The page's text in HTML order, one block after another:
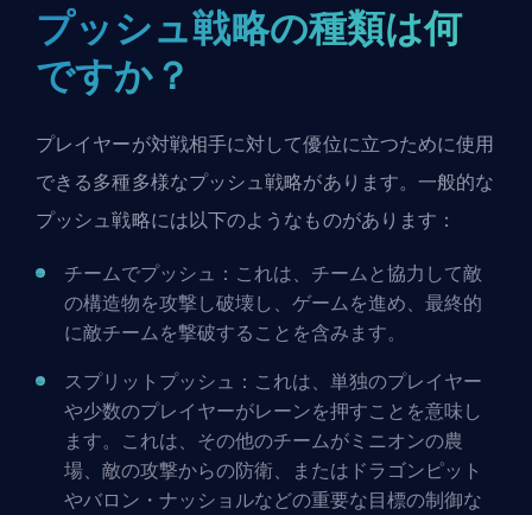
プッシュ戦略の種類は何
ですか？
プレイヤーが対戦相手に対して優位に立つために使用
できる多種多様なプッシュ戦略があります。一般的な
プッシュ戦略には以下のようなものがあります：
チームでプッシュ：これは、チームと協力して敵
の構造物を攻撃し破壊し、ゲームを進め、最終的
に敵チームを撃破することを含みます。
スプリットプッシュ：これは、単独のプレイヤー
や少数のプレイヤーがレーンを押すことを意味し
ます。これは、その他のチームがミニオンの農
場、敵の攻撃からの防衛、またはドラゴンピット
やバロン・ナッショルなどの重要な目標の制御な